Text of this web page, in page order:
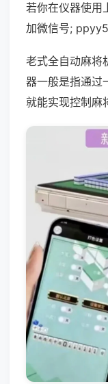
若你在仪器使用
加微信号;
老式全自动麻将
器一般是指通过
就能实现控制麻